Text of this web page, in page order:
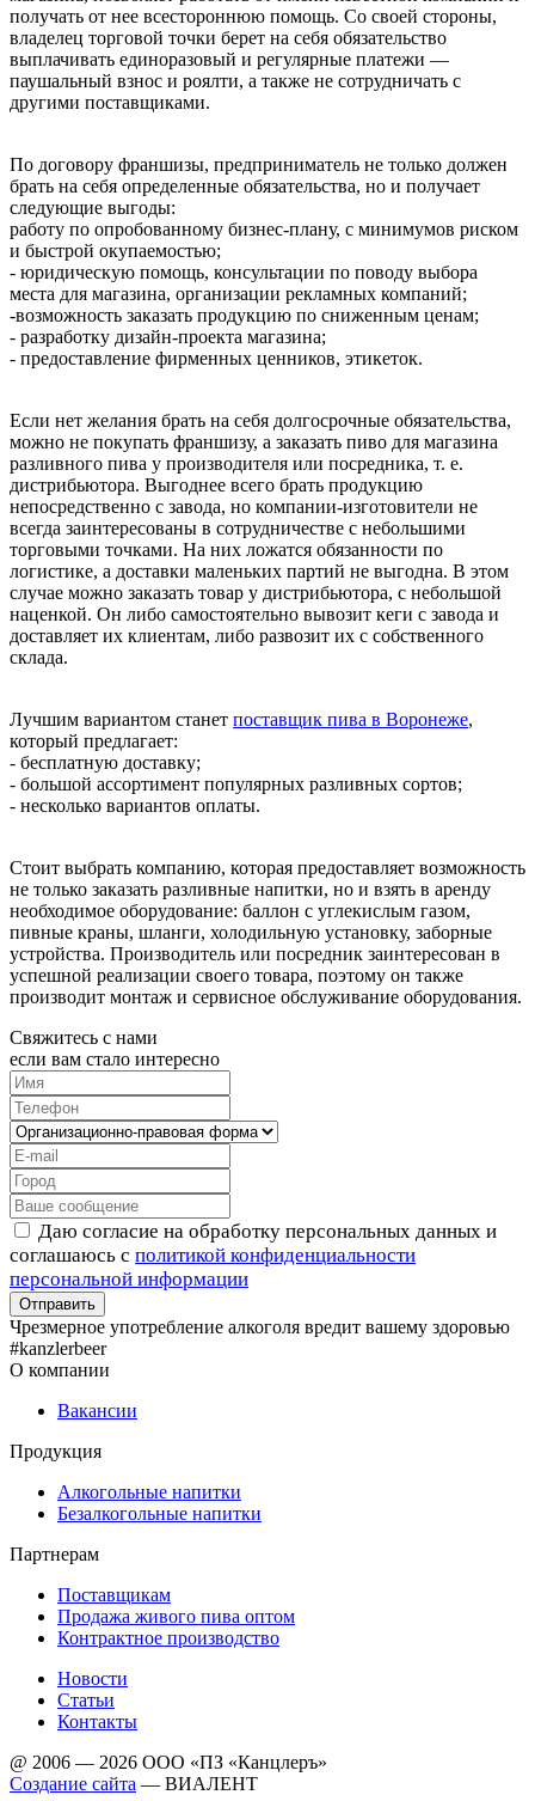
получать от нее всестороннюю помощь. Со своей стороны,
владелец торговой точки берет на себя обязательство
выплачивать единоразовый и регулярные платежи —
паушальный взнос и роялти, а также не сотрудничать с
другими поставщиками.
По договору франшизы, предприниматель не только должен
брать на себя определенные обязательства, но и получает
следующие выгоды:
работу по опробованному бизнес-плану, с минимумов риском
и быстрой окупаемостью;
- юридическую помощь, консультации по поводу выбора
места для магазина, организации рекламных компаний;
-возможность заказать продукцию по сниженным ценам;
- разработку дизайн-проекта магазина;
- предоставление фирменных ценников, этикеток.
Если нет желания брать на себя долгосрочные обязательства,
можно не покупать франшизу, а заказать пиво для магазина
разливного пива у производителя или посредника, т. е.
дистрибьютора. Выгоднее всего брать продукцию
непосредственно с завода, но компании-изготовители не
всегда заинтересованы в сотрудничестве с небольшими
торговыми точками. На них ложатся обязанности по
логистике, а доставки маленьких партий не выгодна. В этом
случае можно заказать товар у дистрибьютора, с небольшой
наценкой. Он либо самостоятельно вывозит кеги с завода и
доставляет их клиентам, либо развозит их с собственного
склада.
Лучшим вариантом станет поставщик пива в Воронеже,
который предлагает:
- бесплатную доставку;
- большой ассортимент популярных разливных сортов;
- несколько вариантов оплаты.
Стоит выбрать компанию, которая предоставляет возможность
не только заказать разливные напитки, но и взять в аренду
необходимое оборудование: баллон с углекислым газом,
пивные краны, шланги, холодильную установку, заборные
устройства. Производитель или посредник заинтересован в
успешной реализации своего товара, поэтому он также
производит монтаж и сервисное обслуживание оборудования.
Свяжитесь с нами
если вам стало интересно
Даю согласие на обработку персональных данных и
соглашаюсь с политикой конфиденциальности
персональной информации
Чрезмерное употребление алкоголя вредит вашему здоровью
#kanzlerbeer
О компании
Вакансии
Продукция
Алкогольные напитки
Безалкогольные напитки
Партнерам
Поставщикам
Продажа живого пива оптом
Контрактное производство
Новости
Статьи
Контакты
@ 2006 — 2026 ООО «ПЗ «Канцлеръ»
Создание сайта — ВИАЛЕНТ